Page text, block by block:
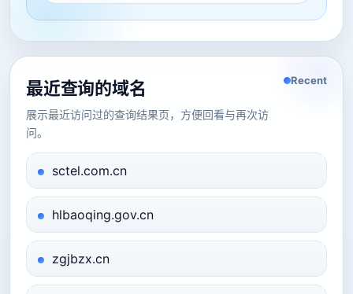
最近查询的域名
展示最近访问过的查询结果页，方便回看与再次访
问。
Recent
sctel.com.cn
hlbaoqing.gov.cn
zgjbzx.cn